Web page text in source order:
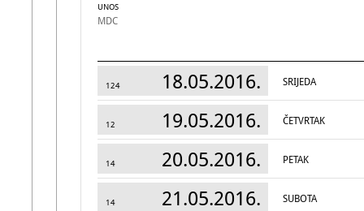
UNOS
MDC
124 18.05.2016. SRIJEDA
12 19.05.2016. ČETVRTAK
14 20.05.2016. PETAK
14 21.05.2016. SUBOTA